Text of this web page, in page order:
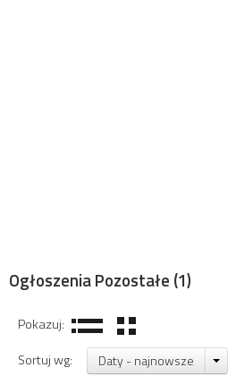
Ogłoszenia Pozostałe (1)
Pokazuj:
Sortuj wg:
Daty - najnowsze